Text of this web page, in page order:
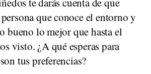
que conoce el entorno y
bueno lo mejor que hasta el
visto. ¿A qué esperas para
tus preferencias?